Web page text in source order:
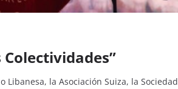
Colectividades”
Libanesa, la Asociación Suiza, la Sociedad